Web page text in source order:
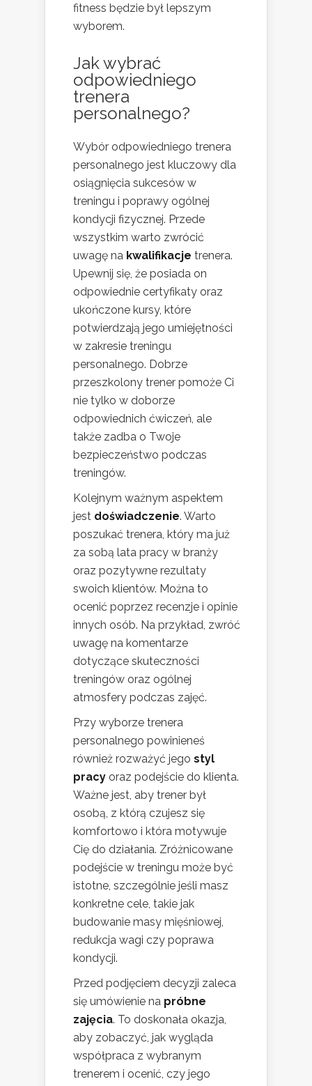
fitness będzie był lepszym
wyborem.
Jak wybrać
odpowiedniego
trenera
personalnego?
Wybór odpowiedniego trenera
personalnego jest kluczowy dla
osiągnięcia sukcesów w
treningu i poprawy ogólnej
kondycji fizycznej. Przede
wszystkim warto zwrócić
uwagę na kwalifikacje trenera.
Upewnij się, że posiada on
odpowiednie certyfikaty oraz
ukończone kursy, które
potwierdzają jego umiejętności
w zakresie treningu
personalnego. Dobrze
przeszkolony trener pomoże Ci
nie tylko w doborze
odpowiednich ćwiczeń, ale
także zadba o Twoje
bezpieczeństwo podczas
treningów.
Kolejnym ważnym aspektem
jest doświadczenie. Warto
poszukać trenera, który ma już
za sobą lata pracy w branży
oraz pozytywne rezultaty
swoich klientów. Można to
ocenić poprzez recenzje i opinie
innych osób. Na przykład, zwróć
uwagę na komentarze
dotyczące skuteczności
treningów oraz ogólnej
atmosfery podczas zajęć.
Przy wyborze trenera
personalnego powinieneś
również rozważyć jego styl
pracy oraz podejście do klienta.
Ważne jest, aby trener był
osobą, z którą czujesz się
komfortowo i która motywuje
Cię do działania. Zróżnicowane
podejście w treningu może być
istotne, szczególnie jeśli masz
konkretne cele, takie jak
budowanie masy mięśniowej,
redukcja wagi czy poprawa
kondycji.
Przed podjęciem decyzji zaleca
się umówienie na próbne
zajęcia. To doskonała okazja,
aby zobaczyć, jak wygląda
współpraca z wybranym
trenerem i ocenić, czy jego